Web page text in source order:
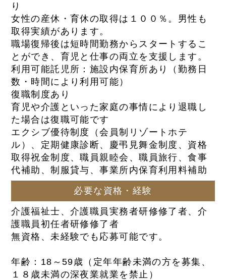
り
女性の産休・育休の取得は１００％。男性も
取得実績があります。
職場復帰後は短時間勤務からスタートするこ
とができ、育児と仕事の両立を支援します。
利用可能託児所：施設内保育所あり（勤務日
数・時間により利用可能）
復職制度あり
育児や介護といった家庭の事情により退職し
た場合は復職可能です
エクシブ優待制度（会員制リゾートホテ
ル）、定期健康診断、慶弔見舞金制度、資格
取得祝金制度、職員親睦会、職員旅行、食事
代補助、制服貸与、事業所内保育利用料補助
必要な資格・経験
介護福祉士、介護職員実務者研修修了者、介
護職員初任者研修修了者
無資格、未経験でも応募可能です。
年齢：18～59歳（定年年齢未満の方を募集、
１８歳未満の深夜業就業を禁止）